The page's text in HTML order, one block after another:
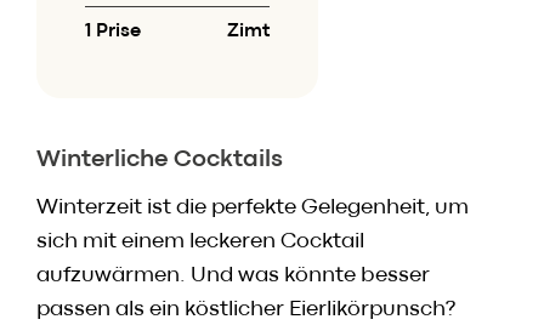
Newsletter
Daten & Fakten
1 Prise Zimt
Winterliche Cocktails
Winterzeit ist die perfekte Gelegenheit, um
sich mit einem leckeren Cocktail
aufzuwärmen. Und was könnte besser
passen als ein köstlicher Eierlikörpunsch?